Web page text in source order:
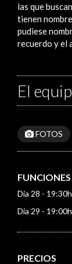
las que
tienen
pudiese
recuerdo y el
El
FOTOS
FUNCIONES
Día 28 -
Día 29 -
PRECIOS